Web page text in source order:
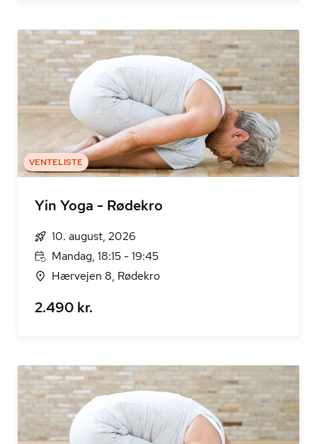
VENTELISTE
Yin Yoga - Rødekro
10. august, 2026
Mandag, 18:15 - 19:45
Hærvejen 8, Rødekro
2.490 kr.